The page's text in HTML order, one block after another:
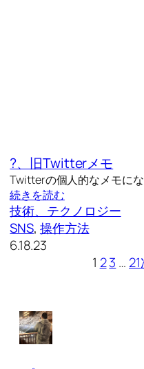
?、旧Twitterメモ
Twitterの個人的なメモに
続きを読む
技術、テクノロジー
SNS, 操作方法
6.18.23
1 23 … 21